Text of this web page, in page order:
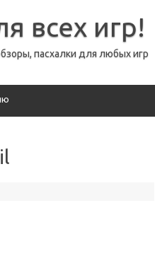
всех игр!
пасхалки для любых игр